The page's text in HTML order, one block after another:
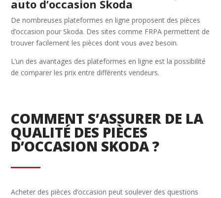
auto d’occasion Skoda
De nombreuses plateformes en ligne proposent des pièces
d’occasion pour Skoda. Des sites comme FRPA permettent de
trouver facilement les pièces dont vous avez besoin.
L’un des avantages des plateformes en ligne est la possibilité
de comparer les prix entre différents vendeurs.
COMMENT S’ASSURER DE LA
QUALITÉ DES PIÈCES
D’OCCASION SKODA ?
Acheter des pièces d’occasion peut soulever des questions